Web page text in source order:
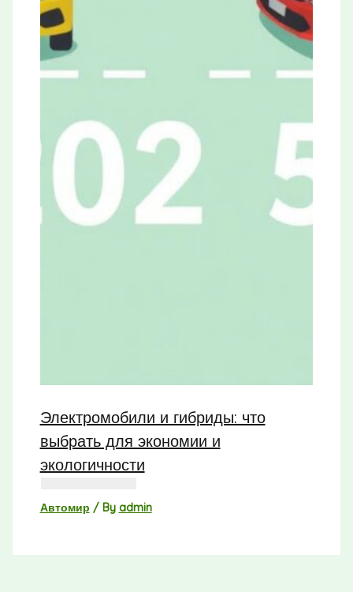
Электромобили и гибриды: что
выбрать для экономии и
экологичности
Автомир / By admin